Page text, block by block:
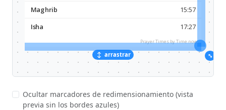
↔ arrastrar ⤡
Ocultar marcadores de redimensionamiento (vista
previa sin los bordes azules)